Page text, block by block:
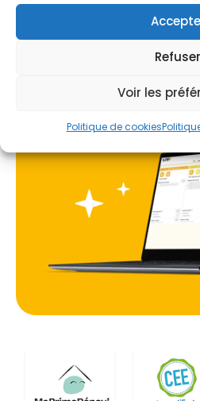
Refuser
Voir les
Politique de cookies
par ordre
Contactez-
pour maximiser
Je prends